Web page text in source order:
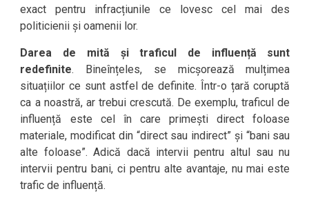
exact pentru infracțiunile ce lovesc cel mai des
politicienii și oamenii lor.
Darea de mită și traficul de influență sunt
redefinite. Bineînțeles, se micșorează mulțimea
situațiilor ce sunt astfel de definite. Într-o țară coruptă
ca a noastră, ar trebui crescută. De exemplu, traficul de
influență este cel în care primești direct foloase
materiale, modificat din “direct sau indirect” și “bani sau
alte foloase”. Adică dacă intervii pentru altul sau nu
intervii pentru bani, ci pentru alte avantaje, nu mai este
trafic de influență.